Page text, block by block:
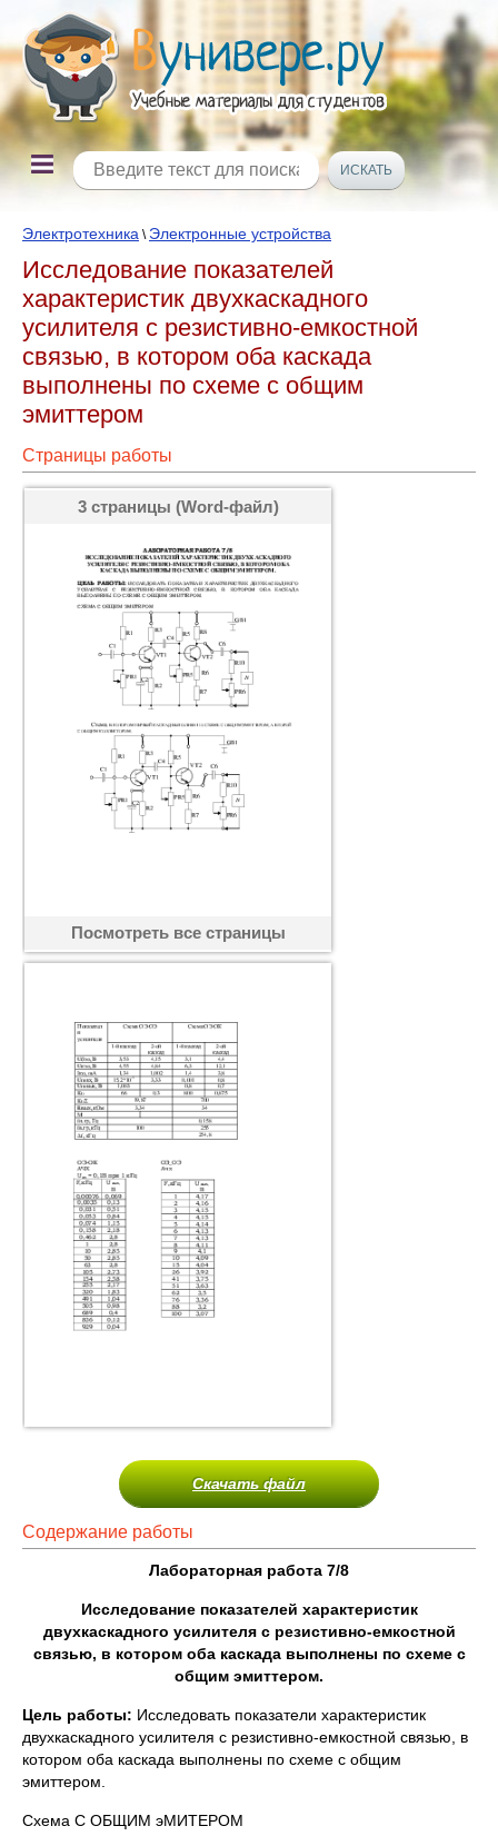
Электротехника \ Электронные устройства
Исследование показателей
характеристик двухкаскадного
усилителя с резистивно-емкостной
связью, в котором оба каскада
выполнены по схеме с общим
эмиттером
Страницы работы
3 страницы (Word-файл)
Посмотреть все страницы
Скачать файл
Содержание работы
Лабораторная работа 7/8
Исследование показателей характеристик
двухкаскадного усилителя с резистивно-емкостной
связью, в котором оба каскада выполнены по схеме с
общим эмиттером.
Цель работы: Исследовать показатели характеристик
двухкаскадного усилителя с резистивно-емкостной связью, в
котором оба каскада выполнены по схеме с общим
эмиттером.
Схема С ОБЩИМ эМИТЕРОМ